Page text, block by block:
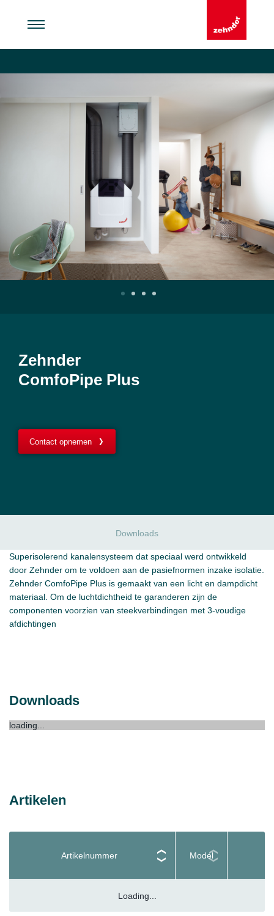
Zehnder
ComfoPipe Plus
Contact opnemen
Downloads
Superisolerend kanalensysteem dat speciaal werd ontwikkeld
door Zehnder om te voldoen aan de pasiefnormen inzake isolatie.
Zehnder ComfoPipe Plus is gemaakt van een licht en dampdicht
materiaal. Om de luchtdichtheid te garanderen zijn de
componenten voorzien van steekverbindingen met 3-voudige
afdichtingen
Downloads
loading...
Artikelen
Artikelnummer Model
Loading...